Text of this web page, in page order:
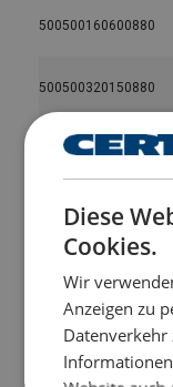
500500160600880
500500320150880
500500320600880
500500320300880
500500630150880
500500630300880
Diese
Cookies.
Wir
Anzeigen zu
Datenverkehr